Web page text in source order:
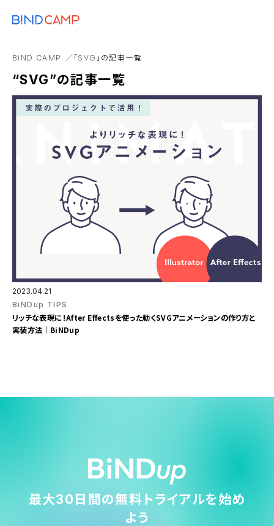
Web会議
アパレル業
BiND CAMP 「SVG」の記事一覧
“SVG”の記事一覧
2023.04.21
BiNDup TIPS
リッチな表現に！After Effectsを使った動くSVGアニメーションの作り方と
実装方法｜BiNDup
最大30日間の無料トライアルを始め
よう